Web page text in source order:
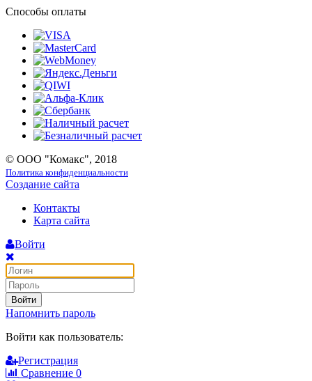
Способы оплаты
© ООО "Комакс", 2018
Политика конфиденциальности
Создание сайта
Контакты
Карта сайта
Войти
Войти
Напомнить пароль
Войти как пользователь:
Регистрация
Сравнение 0